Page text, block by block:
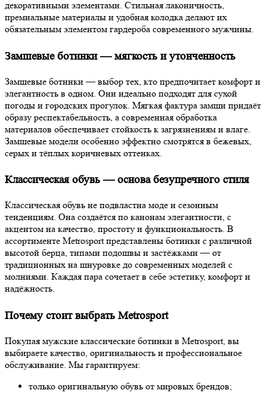
декоративными элементами. Стильная лаконичность,
премиальные материалы и удобная колодка делают их
обязательным элементом гардероба современного мужчины.
Замшевые ботинки — мягкость и утонченность
Замшевые ботинки — выбор тех, кто предпочитает комфорт и
элегантность в одном. Они идеально подходят для сухой
погоды и городских прогулок. Мягкая фактура замши придаёт
образу респектабельность, а современная обработка
материалов обеспечивает стойкость к загрязнениям и влаге.
Замшевые модели особенно эффектно смотрятся в бежевых,
серых и тёплых коричневых оттенках.
Классическая обувь — основа безупречного стиля
Классическая обувь не подвластна моде и сезонным
тенденциям. Она создаётся по канонам элегантности, с
акцентом на качество, простоту и функциональность. В
ассортименте Metrosport представлены ботинки с различной
высотой берца, типами подошвы и застёжками — от
традиционных на шнуровке до современных моделей с
молниями. Каждая пара сочетает в себе эстетику, комфорт и
надёжность.
Почему стоит выбрать Metrosport
Покупая мужские классические ботинки в Metrosport, вы
выбираете качество, оригинальность и профессиональное
обслуживание. Мы гарантируем:
только оригинальную обувь от мировых брендов;